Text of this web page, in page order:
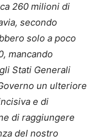
260 milioni di
secondo
solo a poco
mancando
Stati Generali
un ulteriore
e di
di raggiungere
del nostro